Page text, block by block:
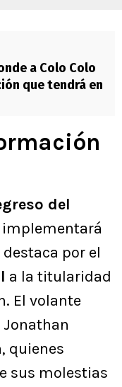
a Colo Colo
que tendrá en
del
implementará
destaca por el
a la titularidad
El volante
quienes
sus molestias